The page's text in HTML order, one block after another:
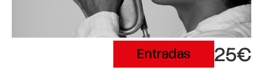
Entradas 25€